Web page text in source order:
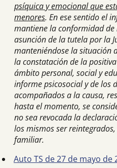
psíquica y emocional que
menores. En ese sentido el
mantiene la conformidad
asunción de la tutela por la
manteniéndose la situación
la constatación de la
ámbito personal, social y
informe psicosocial y de los
acompañados a la causa,
hasta el momento, se
no sea revocada la
los mismos ser
familiar.
Auto TS de 27 de mayo de